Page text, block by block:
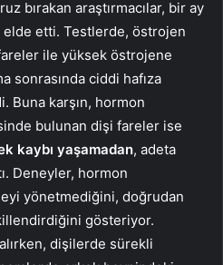
bırakan araştırmacılar, bir ay
elde etti. Testlerde, östrojen
ile yüksek östrojene
sonrasında ciddi hafıza
Buna karşın, hormon
bulunan dişi fareler ise
kaybı yaşamadan, adeta
Deneyler, hormon
yönetmediğini, doğrudan
gösteriyor.
dişilerde sürekli